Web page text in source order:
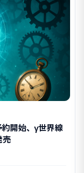
約開始、γ世界線
売